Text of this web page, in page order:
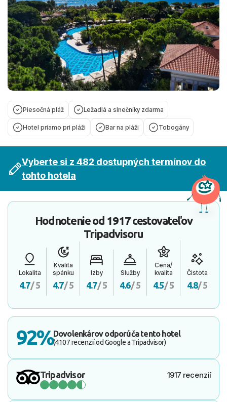
Piesočná pláž Ležadlá a slnečníky zdarma
Hotel priamo pri pláži Bar na pláži Tobogány
Vyberte si z 482 dostupných termínov do
tohto hotela
Hodnotenie od 1917 cestovateľov
Tripadvisoru
Lokalita
4.7/ 5
Kvalita
spánku
4.7/ 5
Izby
4.7/ 5
Služby
4.6/ 5
Cena/
kvalita
4.5/ 5
Čistota
4.8/ 5
92%Dovolenkárov odporúča tento hotel
(4107 recenzií od Google a Tripadvisor)
Tripadvisor 1917 recenzií